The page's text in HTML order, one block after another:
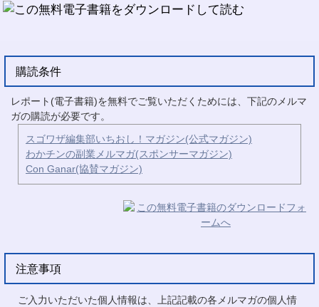
購読条件
レポート(電子書籍)を無料でご覧いただくためには、下記のメルマ
ガの購読が必要です。
スゴワザ編集部いちおし！マガジン(公式マガジン)
わかチンの副業メルマガ(スポンサーマガジン)
Con Ganar(協賛マガジン)
注意事項
ご入力いただいた個人情報は、上記記載の各メルマガの個人情